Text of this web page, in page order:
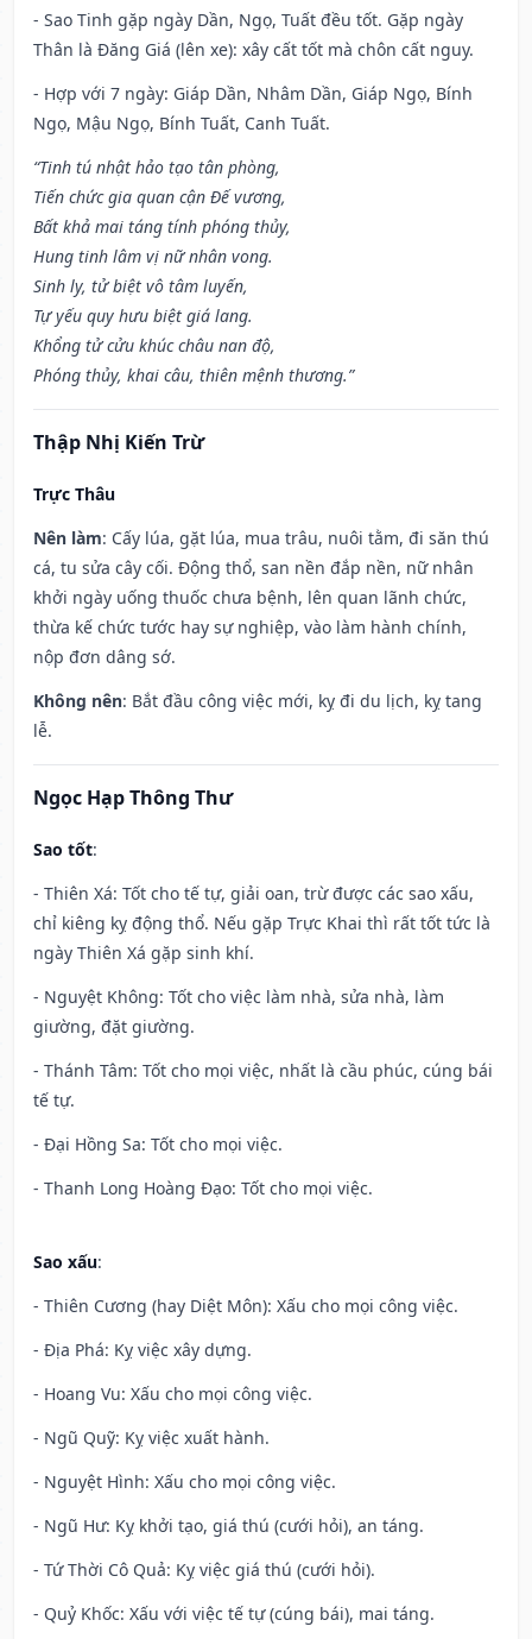
- Sao Tinh gặp ngày Dần, Ngọ, Tuất đều tốt. Gặp ngày
Thân là Đăng Giá (lên xe): xây cất tốt mà chôn cất nguy.
- Hợp với 7 ngày: Giáp Dần, Nhâm Dần, Giáp Ngọ, Bính
Ngọ, Mậu Ngọ, Bính Tuất, Canh Tuất.
“Tinh tú nhật hảo tạo tân phòng,
Tiến chức gia quan cận Đế vương,
Bất khả mai táng tính phóng thủy,
Hung tinh lâm vị nữ nhân vong.
Sinh ly, tử biệt vô tâm luyến,
Tự yếu quy hưu biệt giá lang.
Khổng tử cửu khúc châu nan độ,
Phóng thủy, khai câu, thiên mệnh thương.”
Thập Nhị Kiến Trừ
Trực Thâu
Nên làm: Cấy lúa, gặt lúa, mua trâu, nuôi tằm, đi săn thú
cá, tu sửa cây cối. Động thổ, san nền đắp nền, nữ nhân
khởi ngày uống thuốc chưa bệnh, lên quan lãnh chức,
thừa kế chức tước hay sự nghiệp, vào làm hành chính,
nộp đơn dâng sớ.
Không nên: Bắt đầu công việc mới, kỵ đi du lịch, kỵ tang
lễ.
Ngọc Hạp Thông Thư
Sao tốt:
- Thiên Xá: Tốt cho tế tự, giải oan, trừ được các sao xấu,
chỉ kiêng kỵ động thổ. Nếu gặp Trực Khai thì rất tốt tức là
ngày Thiên Xá gặp sinh khí.
- Nguyệt Không: Tốt cho việc làm nhà, sửa nhà, làm
giường, đặt giường.
- Thánh Tâm: Tốt cho mọi việc, nhất là cầu phúc, cúng bái
tế tự.
- Đại Hồng Sa: Tốt cho mọi việc.
- Thanh Long Hoàng Đạo: Tốt cho mọi việc.
Sao xấu:
- Thiên Cương (hay Diệt Môn): Xấu cho mọi công việc.
- Địa Phá: Kỵ việc xây dựng.
- Hoang Vu: Xấu cho mọi công việc.
- Ngũ Quỹ: Kỵ việc xuất hành.
- Nguyệt Hình: Xấu cho mọi công việc.
- Ngũ Hư: Kỵ khởi tạo, giá thú (cưới hỏi), an táng.
- Tứ Thời Cô Quả: Kỵ việc giá thú (cưới hỏi).
- Quỷ Khốc: Xấu với việc tế tự (cúng bái), mai táng.